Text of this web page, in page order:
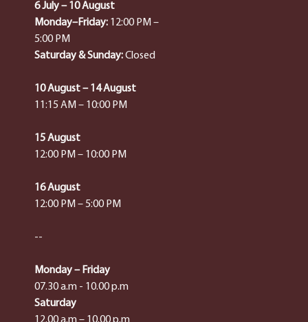
6 July – 10 August
Monday–Friday: 12:00 PM –
5:00 PM
Saturday & Sunday:Closed
10 August – 14 August
11:15 AM – 10:00 PM
15 August
12:00 PM – 10:00 PM
16 August
12:00 PM – 5:00 PM
--
Monday – Friday
07.30 a.m - 10.00 p.m
Saturday